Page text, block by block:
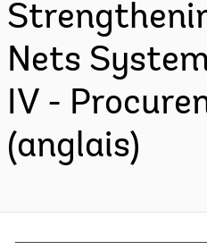
Nets
IV -
(anglais)